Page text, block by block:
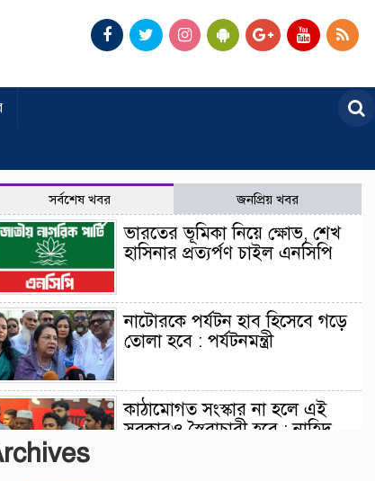
সর্বশেষ খবর জনপ্রিয় খবর
ভারতের ভূমিকা নিয়ে ক্ষোভ, শেখ
হাসিনার প্রত্যর্পণ চাইল এনসিপি
নাটোরকে পর্যটন হাব হিসেবে গড়ে
তোলা হবে : পর্যটনমন্ত্রী
কাঠামোগত সংস্কার না হলে এই
সরকারও স্বৈরাচারী হবে : নাহিদ